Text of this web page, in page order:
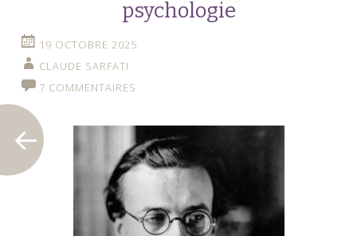
psychologie
19 OCTOBRE 2025
CLAUDE SARFATI
7 COMMENTAIRES